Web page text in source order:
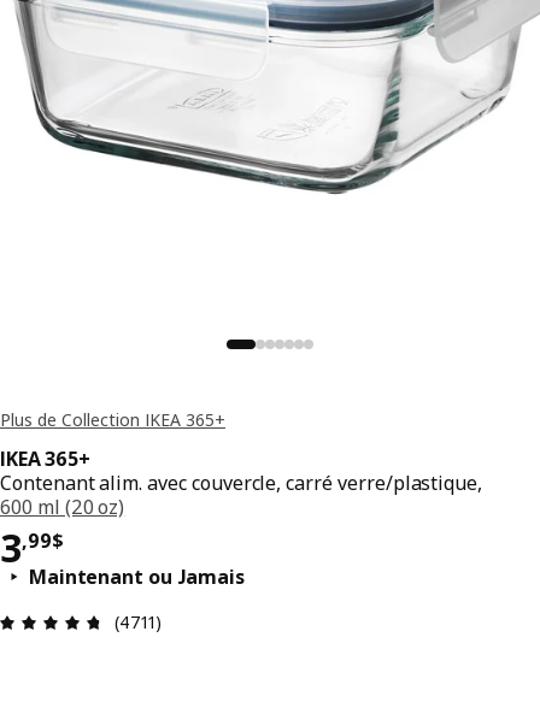
Plus de Collection IKEA 365+
IKEA 365+
Contenant alim. avec couvercle, carré verre/plastique,
600 ml (20 oz)
3,99$
Prix 3,99$
Maintenant ou Jamais
Avis: 4.7 sur 5 étoiles. Nombre total d'avis: 4711
(4711)